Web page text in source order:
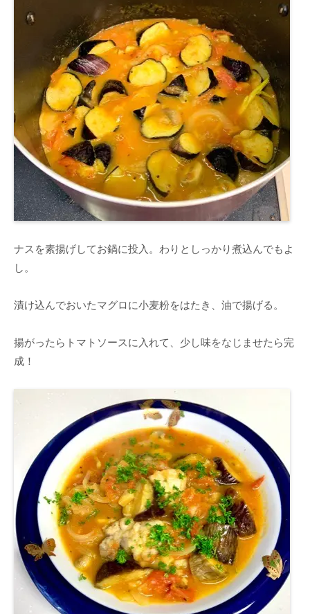
ナスを素揚げしてお鍋に投入。わりとしっかり煮込んでもよ
し。
漬け込んでおいたマグロに小麦粉をはたき、油で揚げる。
揚がったらトマトソースに入れて、少し味をなじませたら完
成！